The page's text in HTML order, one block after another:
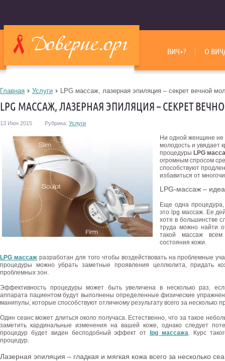
ВИЧ+? О
Главная Услуги LPG массаж, лазерная эпиляция – секрет вечной
LPG МАССАЖ, ЛАЗЕРНАЯ ЭПИЛЯЦИЯ – СЕКРЕТ
13 Июн 2015 Рубрика: Услуги
Ни одной женщине не
молодость и увядает
процедуры LPG
огромным спросом
способствуют
избавиться от
LPG-массаж –
Еще одна
это lpg массаж. Ее
хотя в большинстве
труда можно найти
такой массаж
состояния кожи.
LPG массажразработан для того чтобы воздействовать на проблемные
процедуры можно убрать заметные проявления целлюлита, придать
проблемных зон.
Эффективность процедуры может быть увеличена в несколько раз,
аппарата пациентом будут выполнены определенные физические
манипулы, которые способствуют отличному результату всего за несколько
Один сеанс может длиться около получаса. Естественно, что за такое
заметить кардинальные изменения на вашей коже, однако следует
процедур будет виден бесподобный эффект от
lpg массажа. Курс
процедур.
Лазерная эпиляция – гладкая и мягкая кожа всего за несколько